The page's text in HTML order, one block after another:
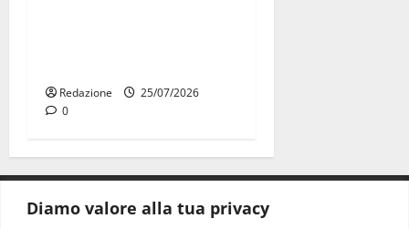
Diamo valore alla tua privacy
Redazione
25/07/2026
0
CONTATTI.